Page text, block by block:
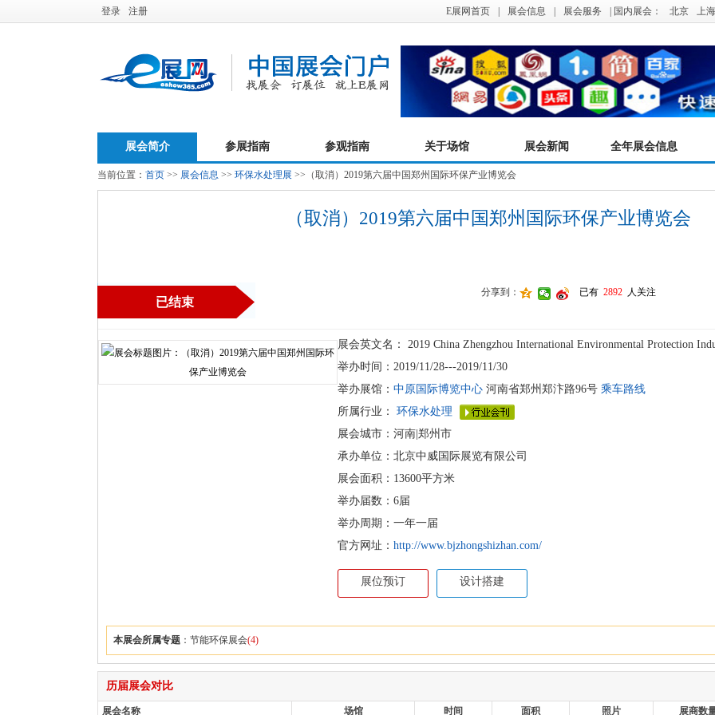
登录 注册 E展网首页 展会信息 展会服务 | 国内展会： 北京 上海
展会简介 参展指南 参观指南 关于场馆 展会新闻 全年展会信息
当前位置： 首页 >> 展会信息 >> 环保水处理展 >>（取消）2019第六届中国郑州国际环保产业博览会
（取消）2019第六届中国郑州国际环保产业博览会
已结束
分享到： 已有 2892 人关注
展会英文名：
2019 China Zhengzhou International Environmental Protection
举办时间：2019/11/28---2019/11/30
举办展馆： 中原国际博览中心 河南省郑州郑汴路96号 乘车路线
所属行业： 环保水处理
展会城市：河南|郑州市
承办单位：北京中威国际展览有限公司
展会面积：13600平方米
举办届数：6届
举办周期：一年一届
官方网址： http://www.bjzhongshizhan.com/
展位预订 设计搭建
本展会所属专题 ： 节能环保展会(4)
历届展会对比
展会名称 场馆 时间 面积 照片 展商数